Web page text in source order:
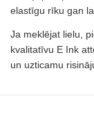
elastīgu rīku gan
Ja meklējat lielu,
kvalitatīvu E Ink
un uzticamu